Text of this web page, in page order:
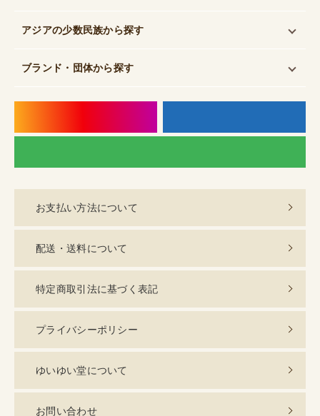
アジアの少数民族から探す
ブランド・団体から探す
お支払い方法について
配送・送料について
特定商取引法に基づく表記
プライバシーポリシー
ゆいゆい堂について
お問い合わせ